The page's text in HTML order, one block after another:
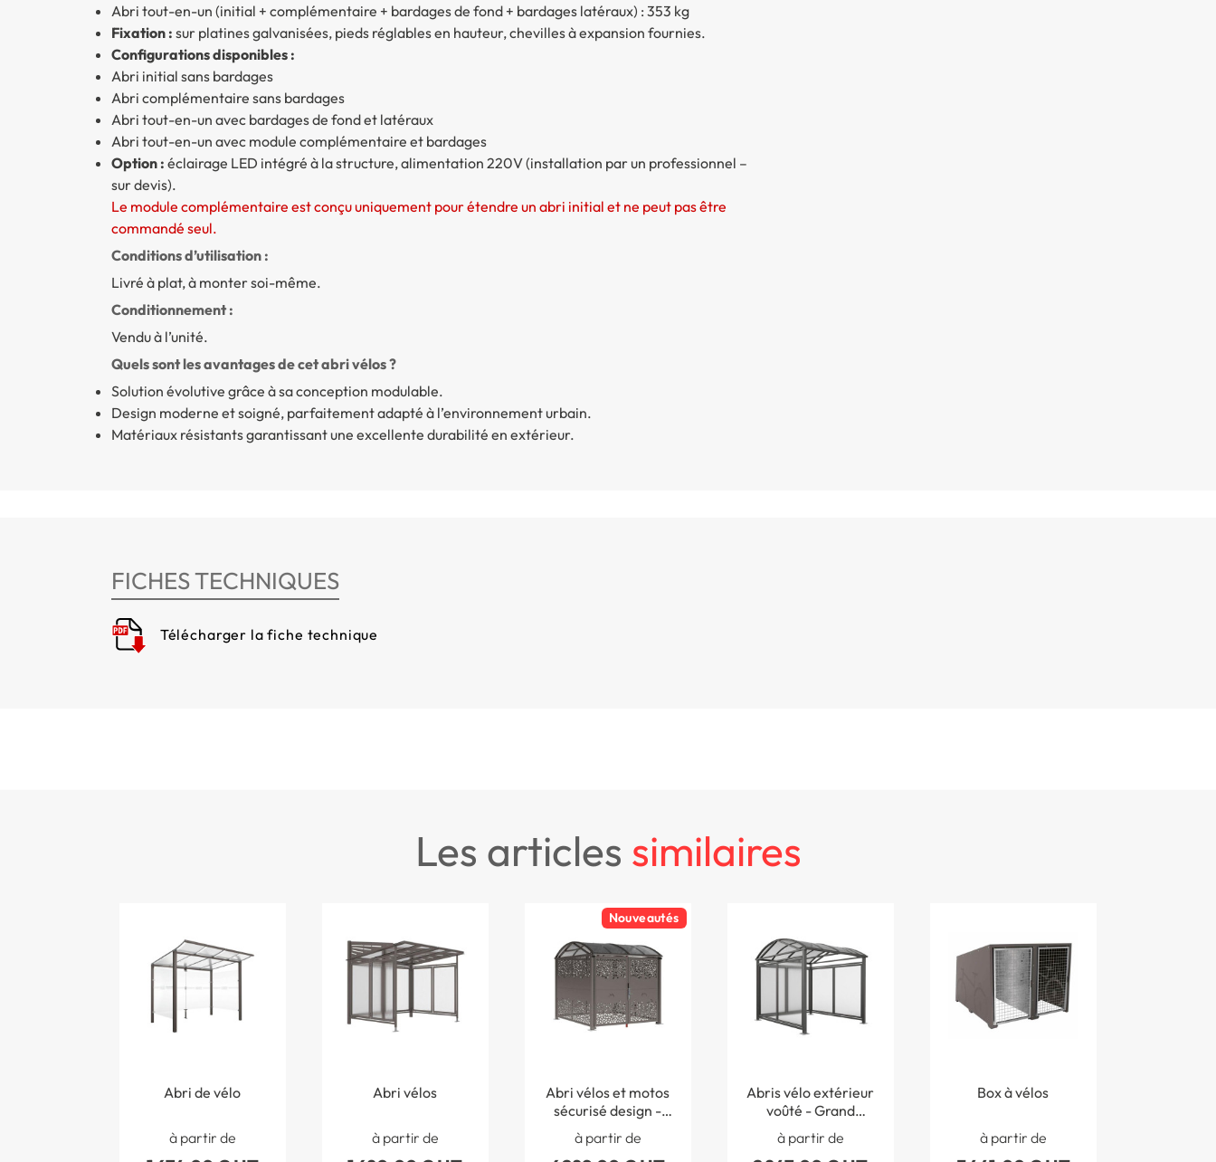
Abri tout-en-un (initial + complémentaire + bardages de fond + bardages latéraux) : 353 kg
Fixation : sur platines galvanisées, pieds réglables en hauteur, chevilles à expansion fournies.
Configurations disponibles :
Abri initial sans bardages
Abri complémentaire sans bardages
Abri tout-en-un avec bardages de fond et latéraux
Abri tout-en-un avec module complémentaire et bardages
Option : éclairage LED intégré à la structure, alimentation 220V (installation par un professionnel –
sur devis).
Le module complémentaire est conçu uniquement pour étendre un abri initial et ne peut pas être
commandé seul.
Conditions d’utilisation :
Livré à plat, à monter soi-même.
Conditionnement :
Vendu à l’unité.
Quels sont les avantages de cet abri vélos ?
Solution évolutive grâce à sa conception modulable.
Design moderne et soigné, parfaitement adapté à l’environnement urbain.
Matériaux résistants garantissant une excellente durabilité en extérieur.
FICHES TECHNIQUES
Télécharger la fiche technique
les articles similaires
Abri de vélo
à partir de
Abri vélos
à partir de
Nouveautés
Abri vélos et motos
sécurisé design -
Taille standard
à partir de
Abris vélo extérieur
voûté - Grand
à partir de
Box à vélos
à partir de